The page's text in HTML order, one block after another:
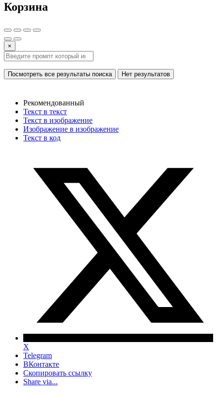
Корзина
×
Посмотреть все результаты поиска Нет результатов
Рекомендованный
Текст в текст
Текст в изображение
Изображение в изображение
Текст в код
X
Telegram
ВКонтакте
Скопировать ссылку
Share via...